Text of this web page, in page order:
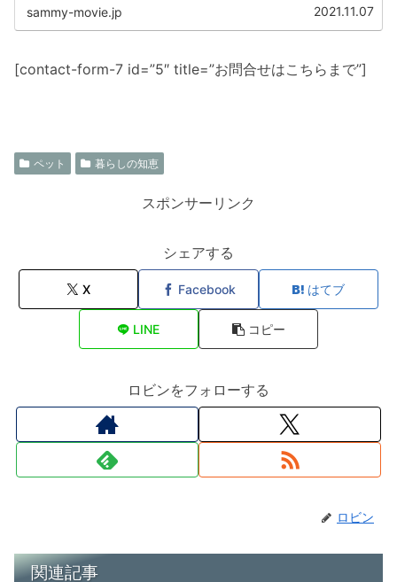
主を代表して、色々な角度から調べてみました。
sammy-movie.jp 2021.11.07
[contact-form-7 id=”5″ title=”お問合せはこちらまで”]
ペット 暮らしの知恵
スポンサーリンク
シェアする
X Facebook はてブ
LINE コピー
ロビンをフォローする
ロビン
関連記事